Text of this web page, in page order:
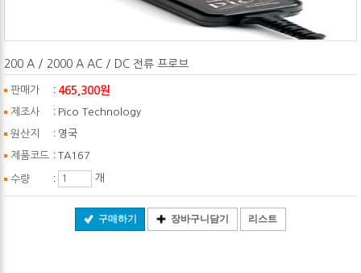
200 A / 2000 A AC / DC 전류 프로브
판매가 : 465,300원
제조사 : Pico Technology
원산지 : 영국
제품코드 : TA167
수량 : 개
구매하기 장바구니담기 리스트